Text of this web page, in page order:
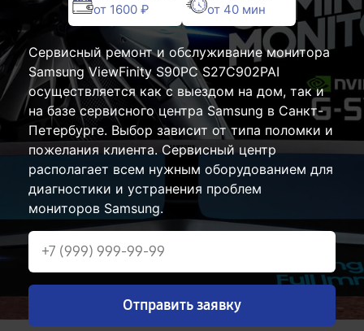
от 1600 ₽ от 40 мин
Сервисный ремонт и обслуживание монитора
Samsung ViewFinity S90PC S27C902PAI
осуществляется как с выездом на дом, так и
на базе сервисного центра Samsung в Санкт-
Петербурге. Выбор зависит от типа поломки и
пожелания клиента. Сервисный центр
располагает всем нужным оборудованием для
диагностики и устранения проблем
мониторов Samsung.
Отправить заявку